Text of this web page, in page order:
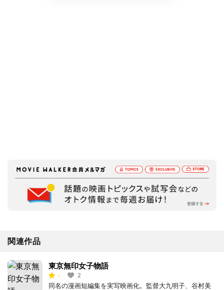
関連作品
東京無印女子物語
- 2
同名の漫画短編集を実写映画化。監督大九明子、谷村美